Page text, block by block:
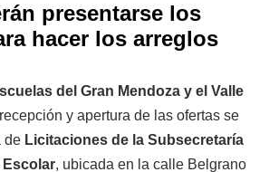
presentarse los
hacer los arreglos
del Gran Mendoza y el Valle
y apertura de las ofertas se
de Licitaciones de la Subsecretaría
, ubicada en la calle Belgrano